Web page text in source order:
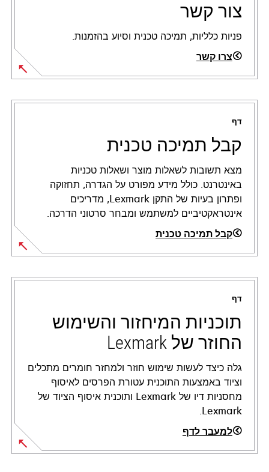
צור קשר
פניות כלליות, תמיכה טכנית וסיוע בהזמנות.
צרו קשר
דף
קבל תמיכה טכנית
מצא תשובות לשאלות מוצר ושאלות טכניות
באינטרנט. כולל מידע מפורט על הגדרה, תחזוקה
ופתרון בעיות של התקן Lexmark, מדריכים
אינטראקטיביים למשתמש ומבחר סרטוני הדרכה.
קבל תמיכה טכנית
opens
in
new
tab
דף
תוכניות המיחזור והשימוש
החוזר של Lexmark
גלה כיצד לעשות שימוש חוזר ולמחזר חומרים מתכלים
וציוד באמצעות התוכנית עטורת הפרסים לאיסוף
מחסניות דיו של Lexmark ותוכנית איסוף הציוד של
Lexmark.
למעבר לדף